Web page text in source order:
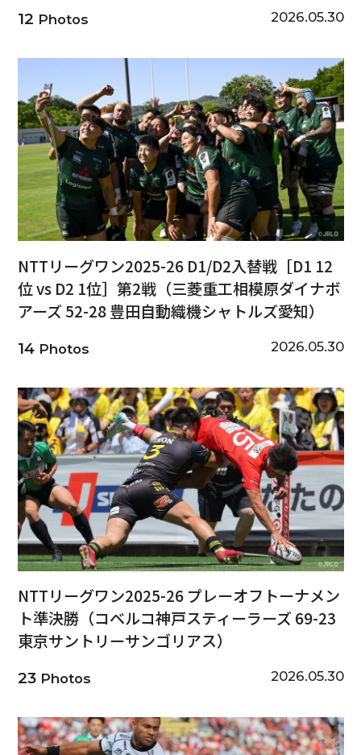
12 Photos 2026.05.30
NTTリーグワン2025-26 D1/D2入替戦［D1 12
位 vs D2 1位］第2戦（三菱重工相模原ダイナボ
アーズ 52-28 豊田自動織機シャトルズ愛知）
14Photos 2026.05.30
NTTリーグワン2025-26 プレーオフトーナメン
ト準決勝（コベルコ神戸スティーラーズ 69-23
東京サントリーサンゴリアス）
23Photos 2026.05.30